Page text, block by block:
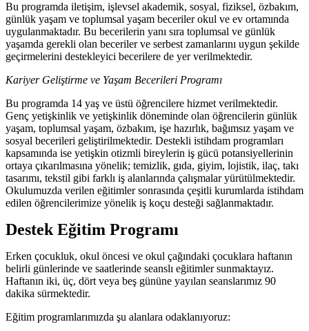
Bu programda iletişim, işlevsel akademik, sosyal, fiziksel, özbakım,
günlük yaşam ve toplumsal yaşam beceriler okul ve ev ortamında
uygulanmaktadır. Bu becerilerin yanı sıra toplumsal ve günlük
yaşamda gerekli olan beceriler ve serbest zamanlarını uygun şekilde
geçirmelerini destekleyici becerilere de yer verilmektedir.
Kariyer Geliştirme ve Yaşam Becerileri Programı
Bu programda 14 yaş ve üstü öğrencilere hizmet verilmektedir.
Genç yetişkinlik ve yetişkinlik döneminde olan öğrencilerin günlük
yaşam, toplumsal yaşam, özbakım, işe hazırlık, bağımsız yaşam ve
sosyal becerileri geliştirilmektedir. Destekli istihdam programları
kapsamında ise yetişkin otizmli bireylerin iş gücü potansiyellerinin
ortaya çıkarılmasına yönelik; temizlik, gıda, giyim, lojistik, ilaç, takı
tasarımı, tekstil gibi farklı iş alanlarında çalışmalar yürütülmektedir.
Okulumuzda verilen eğitimler sonrasında çeşitli kurumlarda istihdam
edilen öğrencilerimize yönelik iş koçu desteği sağlanmaktadır.
Destek Eğitim Programı
Erken çocukluk, okul öncesi ve okul çağındaki çocuklara haftanın
belirli günlerinde ve saatlerinde seanslı eğitimler sunmaktayız.
Haftanın iki, üç, dört veya beş gününe yayılan seanslarımız 90
dakika sürmektedir.
Eğitim programlarımızda şu alanlara odaklanıyoruz: